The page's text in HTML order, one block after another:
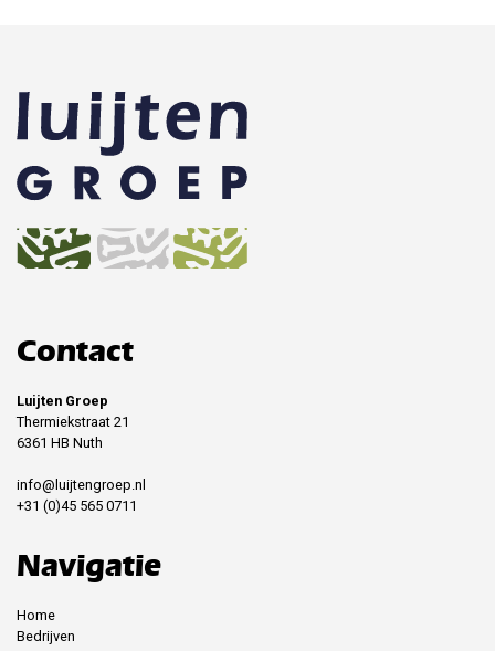
Contact
Luijten Groep
Thermiekstraat 21
6361 HB Nuth
info@luijtengroep.nl
+31 (0)45 565 0711
Navigatie
Home
Bedrijven